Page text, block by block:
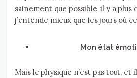
sainement que possible, il y a plus
j’entende mieux que les jours où
Mon état
Mais le physique n’est pas tout, et